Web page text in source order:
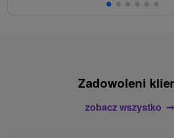
Zadowoleni
zobacz wszystko